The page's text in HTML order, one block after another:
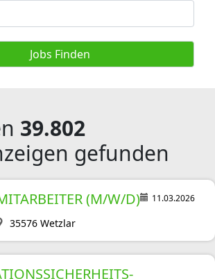
39.802
gefunden
(M/W/D) 11.03.2026
35576 Wetzlar